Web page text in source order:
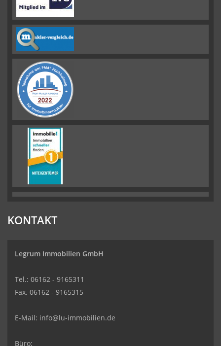
KONTAKT
Legrum Immobilien GmbH
Tel.: 06162 - 9165311
Fax. 06162 - 9165315
E-Mail: info@lu-immobilien.de
Büro: